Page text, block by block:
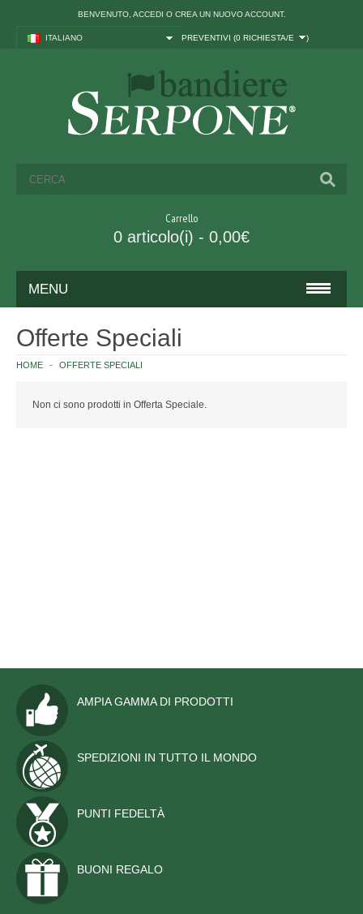
BENVENUTO, ACCEDI O CREA UN NUOVO ACCOUNT.
ITALIANO PREVENTIVI (0 RICHIESTA/E )
Carrello
0 articolo(i) - 0,00€
MENU
ITALIA ED UNIONE EUROPEA
ISTITUZIONI ITALIANE
ORGANISMI INTERNAZIONALI
PERSONALIZZATE
NAUTICA
ALTRE BANDIERE
SET E COMPLETI
STORICHE
Offerte Speciali
HOME OFFERTE SPECIALI
Non ci sono prodotti in Offerta Speciale.
AMPIA GAMMA DI PRODOTTI
SPEDIZIONI IN TUTTO IL MONDO
PUNTI FEDELTÀ
BUONI REGALO